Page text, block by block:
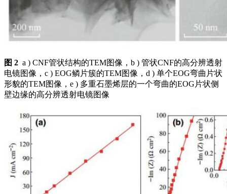
图 2 a ) CNF管状结构的TEM图像，b ) 管状CNF的高分辨透射
电镜图像，c ) EOG鳞片簇的TEM图像，d ) 单个EOG弯曲片状
形貌的TEM图像，e ) 多重石墨烯层的一个弯曲的EOG片状侧
壁边缘的高分辨透射电镜图像